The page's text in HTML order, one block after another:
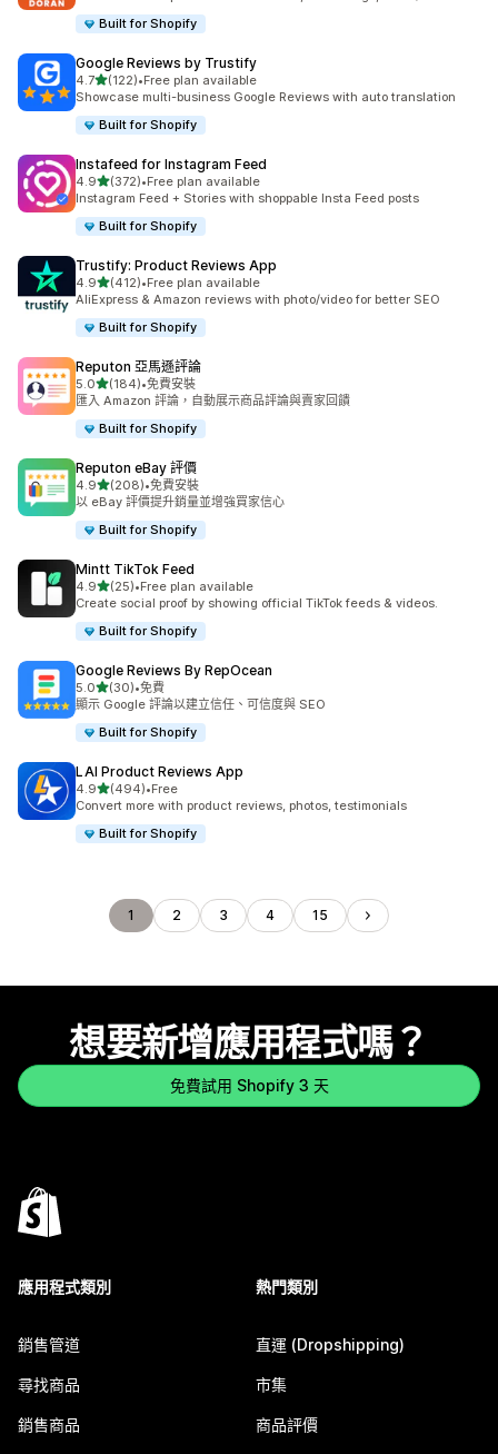
Built for Shopify
Google Reviews by Trustify
4.7滿分 5 顆星
(122)
共有 122 則評價
•Free plan available
Showcase multi-business Google Reviews with auto translation
Built for Shopify
Instafeed for Instagram Feed
4.9滿分 5 顆星
(372)
共有 372 則評價
•Free plan available
Instagram Feed + Stories with shoppable Insta Feed posts
Built for Shopify
Trustify: Product Reviews App
4.9滿分 5 顆星
(412)
共有 412 則評價
•Free plan available
AliExpress & Amazon reviews with photo/video for better SEO
Built for Shopify
Reputon 亞馬遜評論
5.0滿分 5 顆星
(184)
共有 184 則評價
•免費安裝
匯入 Amazon 評論，自動展示商品評論與賣家回饋
Built for Shopify
Reputon eBay 評價
4.9滿分 5 顆星
(208)
共有 208 則評價
•免費安裝
以 eBay 評價提升銷量並增強買家信心
Built for Shopify
Mintt TikTok Feed
4.9滿分 5 顆星
(25)
共有 25 則評價
•Free plan available
Create social proof by showing official TikTok feeds & videos.
Built for Shopify
Google Reviews By RepOcean
5.0滿分 5 顆星
(30)
共有 30 則評價
•免費
顯示 Google 評論以建立信任、可信度與 SEO
Built for Shopify
LAI Product Reviews App
4.9滿分 5 顆星
(494)
共有 494 則評價
•Free
Convert more with product reviews, photos, testimonials
Built for Shopify
1 2 3 4 15
想要新增應用程式嗎？
免費試用 Shopify 3 天
應用程式類別
銷售管道
尋找商品
銷售商品
熱門類別
直運 (Dropshipping)
市集
商品評價